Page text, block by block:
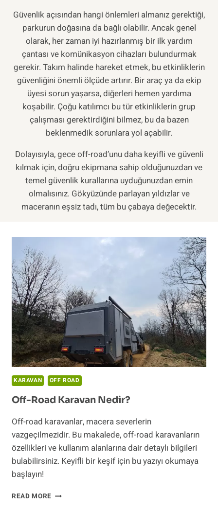
Güvenlik açısından hangi önlemleri almanız gerektiği,
parkurun doğasına da bağlı olabilir. Ancak genel
olarak, her zaman iyi hazırlanmış bir ilk yardım
çantası ve komünikasyon cihazları bulundurmak
gerekir. Takım halinde hareket etmek, bu etkinliklerin
güvenliğini önemli ölçüde artırır. Bir araç ya da ekip
üyesi sorun yaşarsa, diğerleri hemen yardıma
koşabilir. Çoğu katılımcı bu tür etkinliklerin grup
çalışması gerektirdiğini bilmez, bu da bazen
beklenmedik sorunlara yol açabilir.
Dolayısıyla, gece off-road’unu daha keyifli ve güvenli
kılmak için, doğru ekipmana sahip olduğunuzdan ve
temel güvenlik kurallarına uyduğunuzdan emin
olmalısınız. Gökyüzünde parlayan yıldızlar ve
maceranın eşsiz tadı, tüm bu çabaya değecektir.
KARAVAN OFF ROAD
Off-Road Karavan Nedir?
Off-road karavanlar, macera severlerin
vazgeçilmezidir. Bu makalede, off-road karavanların
özellikleri ve kullanım alanlarına dair detaylı bilgileri
bulabilirsiniz. Keyifli bir keşif için bu yazıyı okumaya
başlayın!
READ MORE OFF-